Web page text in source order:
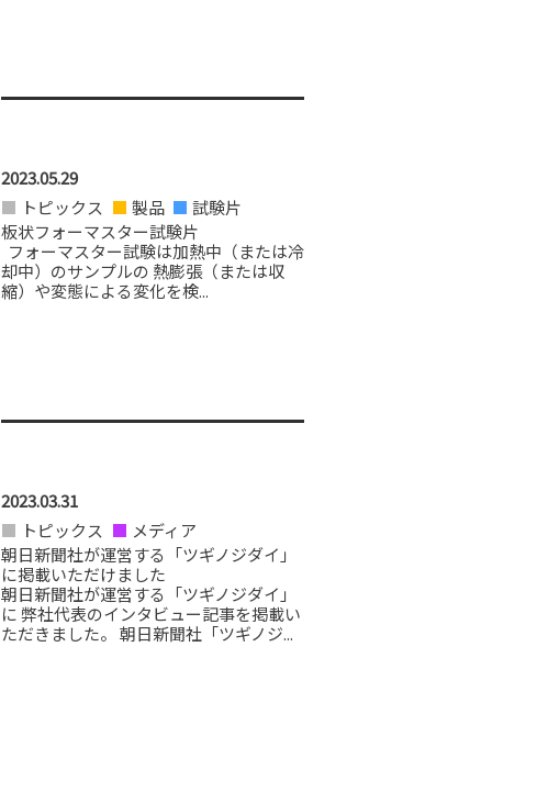
2023.05.29
トピックス
製品
試験片
板状フォーマスター試験片
フォーマスター試験は加熱中（または冷
却中）のサンプルの 熱膨張（または収
縮）や変態による変化を検...
2023.03.31
トピックス
メディア
朝日新聞社が運営する「ツギノジダイ」
に掲載いただけました
朝日新聞社が運営する「ツギノジダイ」
に 弊社代表のインタビュー記事を掲載い
ただきました。 朝日新聞社「ツギノジ...